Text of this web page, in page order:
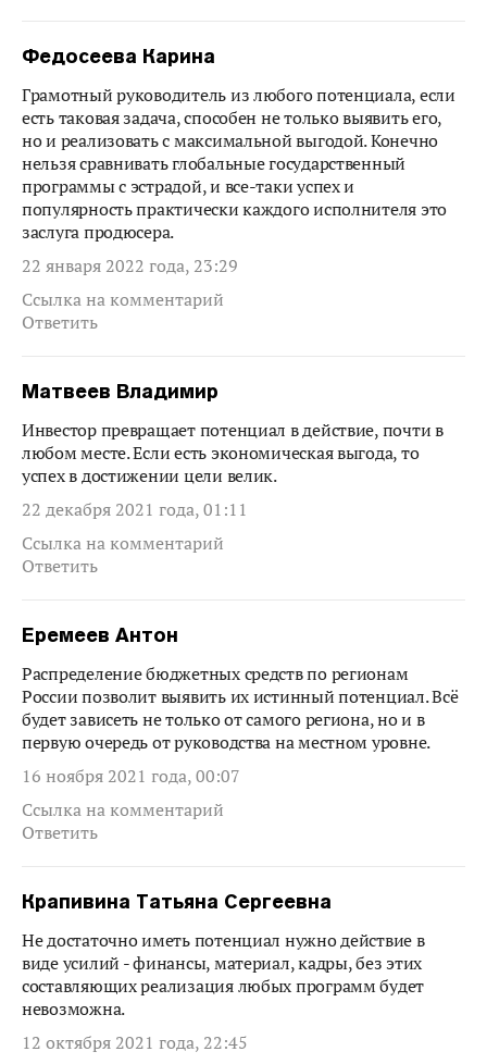
Федосеева Карина
Грамотный руководитель из любого потенциала, если
есть таковая задача, способен не только выявить его,
но и реализовать с максимальной выгодой. Конечно
нельзя сравнивать глобальные государственный
программы с эстрадой, и все-таки успех и
популярность практически каждого исполнителя это
заслуга продюсера.
22 января 2022 года, 23:29
Ссылка на комментарий
Ответить
Матвеев Владимир
Инвестор превращает потенциал в действие, почти в
любом месте. Если есть экономическая выгода, то
успех в достижении цели велик.
22 декабря 2021 года, 01:11
Ссылка на комментарий
Ответить
Еремеев Антон
Распределение бюджетных средств по регионам
России позволит выявить их истинный потенциал. Всё
будет зависеть не только от самого региона, но и в
первую очередь от руководства на местном уровне.
16 ноября 2021 года, 00:07
Ссылка на комментарий
Ответить
Крапивина Татьяна Сергеевна
Не достаточно иметь потенциал нужно действие в
виде усилий - финансы, материал, кадры, без этих
составляющих реализация любых программ будет
невозможна.
12 октября 2021 года, 22:45